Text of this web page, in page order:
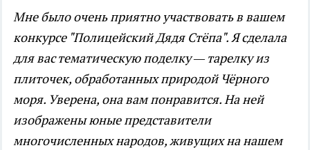
Мне было очень приятно участвовать в вашем
конкурсе "Полицейский Дядя Стёпа". Я сделала
для вас тематическую поделку — тарелку из
плиточек, обработанных природой Чёрного
моря. Уверена, она вам понравится. На ней
изображены юные представители
многочисленных народов, живущих на нашем